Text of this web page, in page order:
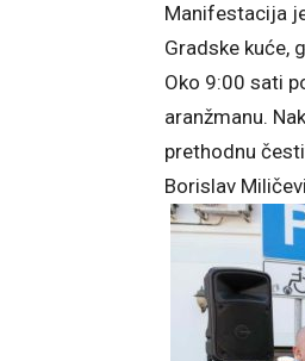
Manifestacija
Gradske kuće,
Oko 9:00 sati
aranžmanu.
prethodnu
Borislav